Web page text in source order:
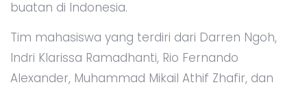
buatan di Indonesia.
Tim mahasiswa yang terdiri dari Darren Ngoh,
Indri Klarissa Ramadhanti, Rio Fernando
Alexander, Muhammad Mikail Athif Zhafir, dan